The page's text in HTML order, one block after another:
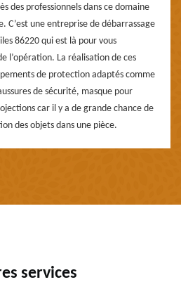
des professionnels dans ce domaine
C’est une entreprise de débarrassage
86220 qui est là pour vous
l’opération. La réalisation de ces
de protection adaptés comme
de sécurité, masque pour
car il y a de grande chance de
des objets dans une pièce.
services